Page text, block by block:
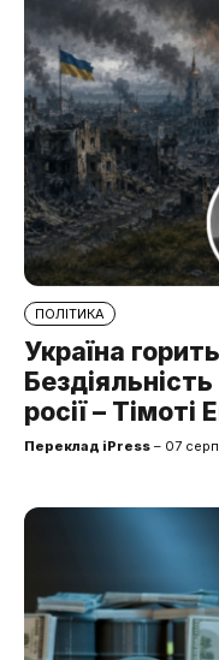
ПОЛІТИКА
Україна
росії – Тімоті
Переклад iPress – 07